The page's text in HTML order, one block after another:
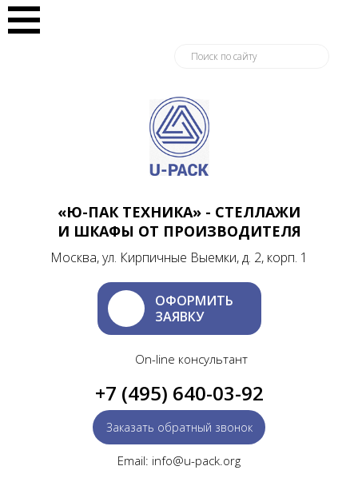
«Ю-ПАК ТЕХНИКА» - СТЕЛЛАЖИ
И ШКАФЫ ОТ ПРОИЗВОДИТЕЛЯ
Москва, ул. Кирпичные Выемки, д. 2, корп. 1
ОФОРМИТЬ
ЗАЯВКУ
On-line консультант
+7 (495) 640-03-92
Заказать обратный звонок
Email: info@u-pack.org